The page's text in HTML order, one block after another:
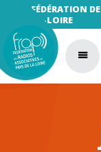
FÉDÉRATION
LA-LOIRE